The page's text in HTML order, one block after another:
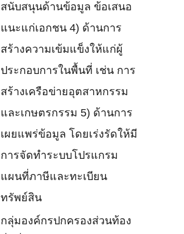
สนับสนุนด้านข้อมูล ข้อเสนอ
แนะแก่เอกชน 4) ด้านการ
สร้างความเข้มแข็งให้แก่ผู้
ประกอบการในพื้นที่ เช่น การ
สร้างเครือข่ายอุตสาหกรรม
และเกษตรกรรม 5) ด้านการ
เผยแพร่ข้อมูล โดยเร่งรัดให้มี
การจัดทำระบบโปรแกรม
แผนที่ภาษีและทะเบียน
ทรัพย์สิน
กลุ่มองค์กรปกครองส่วนท้อง